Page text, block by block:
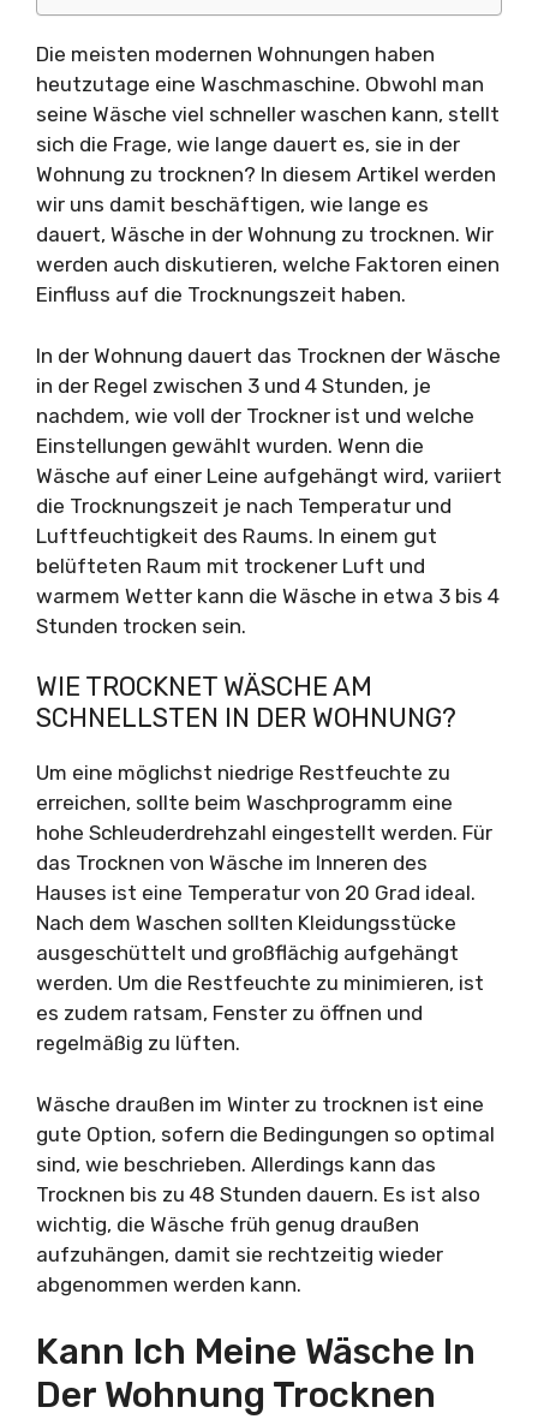
Die meisten modernen Wohnungen haben
heutzutage eine Waschmaschine. Obwohl man
seine Wäsche viel schneller waschen kann, stellt
sich die Frage, wie lange dauert es, sie in der
Wohnung zu trocknen? In diesem Artikel werden
wir uns damit beschäftigen, wie lange es
dauert, Wäsche in der Wohnung zu trocknen. Wir
werden auch diskutieren, welche Faktoren einen
Einfluss auf die Trocknungszeit haben.
In der Wohnung dauert das Trocknen der Wäsche
in der Regel zwischen 3 und 4 Stunden, je
nachdem, wie voll der Trockner ist und welche
Einstellungen gewählt wurden. Wenn die
Wäsche auf einer Leine aufgehängt wird, variiert
die Trocknungszeit je nach Temperatur und
Luftfeuchtigkeit des Raums. In einem gut
belüfteten Raum mit trockener Luft und
warmem Wetter kann die Wäsche in etwa 3 bis 4
Stunden trocken sein.
WIE TROCKNET WÄSCHE AM
SCHNELLSTEN IN DER WOHNUNG?
Um eine möglichst niedrige Restfeuchte zu
erreichen, sollte beim Waschprogramm eine
hohe Schleuderdrehzahl eingestellt werden. Für
das Trocknen von Wäsche im Inneren des
Hauses ist eine Temperatur von 20 Grad ideal.
Nach dem Waschen sollten Kleidungsstücke
ausgeschüttelt und großflächig aufgehängt
werden. Um die Restfeuchte zu minimieren, ist
es zudem ratsam, Fenster zu öffnen und
regelmäßig zu lüften.
Wäsche draußen im Winter zu trocknen ist eine
gute Option, sofern die Bedingungen so optimal
sind, wie beschrieben. Allerdings kann das
Trocknen bis zu 48 Stunden dauern. Es ist also
wichtig, die Wäsche früh genug draußen
aufzuhängen, damit sie rechtzeitig wieder
abgenommen werden kann.
Kann Ich Meine Wäsche In
Der Wohnung Trocknen